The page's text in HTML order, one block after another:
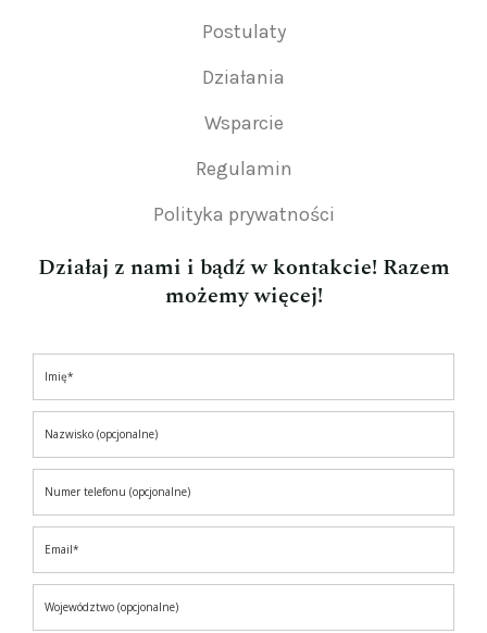
Postulaty
Działania
Wsparcie
Regulamin
Polityka prywatności
Działaj z nami i bądź w kontakcie! Razem
możemy więcej!